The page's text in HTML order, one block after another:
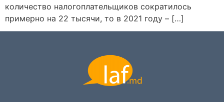
количество налогоплательщиков сократилось
примерно на 22 тысячи, то в 2021 году – […]